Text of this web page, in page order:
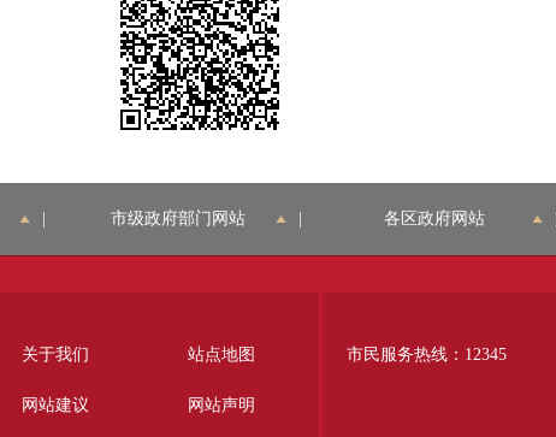
市级政府部门网站 各区政府网站
关于我们 站点地图
网站建议 网站声明
市民服务热线：12345